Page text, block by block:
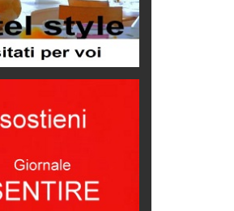
Le nostre recensioni
Boutique
1500 anni dalla morte
Festival, bollicine di